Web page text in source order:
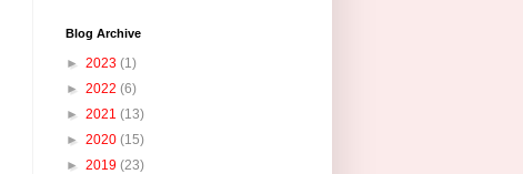
Blog Archive
► 2023 (1)
► 2022 (6)
► 2021 (13)
► 2020 (15)
► 2019 (23)